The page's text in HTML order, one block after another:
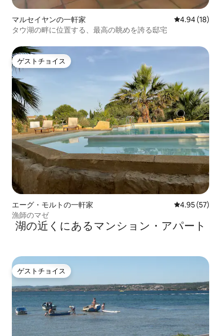
マルセイヤンの一軒家 レビュー18
4.94 (18)
タウ湖の畔に位置する、最高の眺めを誇る邸宅
ゲストチョイス
ゲストチョイス
エーグ・モルトの一軒家 レビュー57
4.95 (57)
漁師のマゼ
湖の近くにあるマンション・アパート
ゲストチョイス
ゲストチョイス